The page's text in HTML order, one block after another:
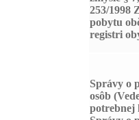
253/1998
pobytu
registri
Správy o
osôb
potrebnej